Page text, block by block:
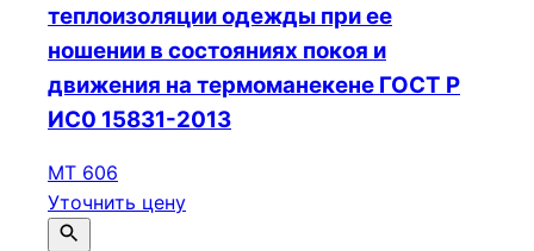
теплоизоляции одежды при ее
ношении в состояниях покоя и
движения на термоманекене ГОСТ Р
ИС0 15831-2013
МТ 606
Уточнить цену